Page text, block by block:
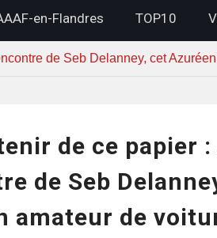
en-Flandres TOP10
de Seb Delanney, cet
de ce papier :
de Seb
amateur de